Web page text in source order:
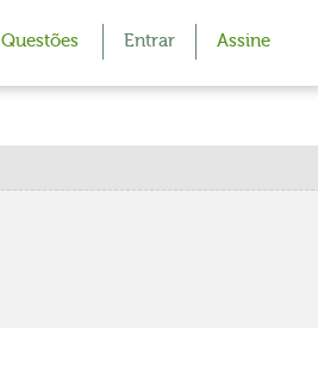
Questões Entrar Assine